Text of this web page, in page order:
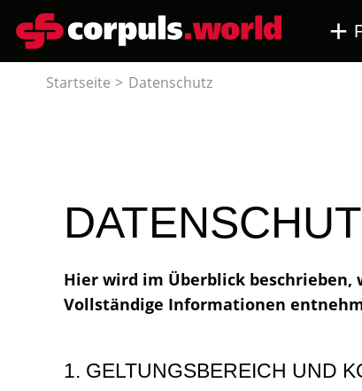
Startseite Datenschutz
Hier wird im Überblick beschrieben,
Vollständige Informationen
1. GELTUNGSBEREICH UND